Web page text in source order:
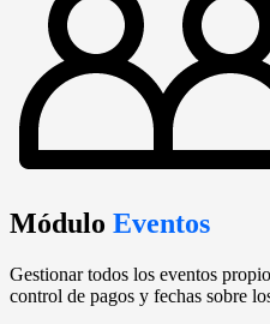
Módulo Eventos
Gestionar todos los eventos
control de pagos y fechas sobre